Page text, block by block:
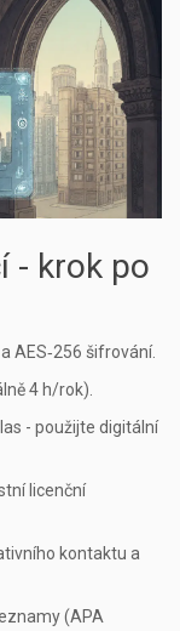
- krok po
AES‑256 šifrování.
4 h/rok).
- použijte digitální
licenční
kontaktu a
(APA